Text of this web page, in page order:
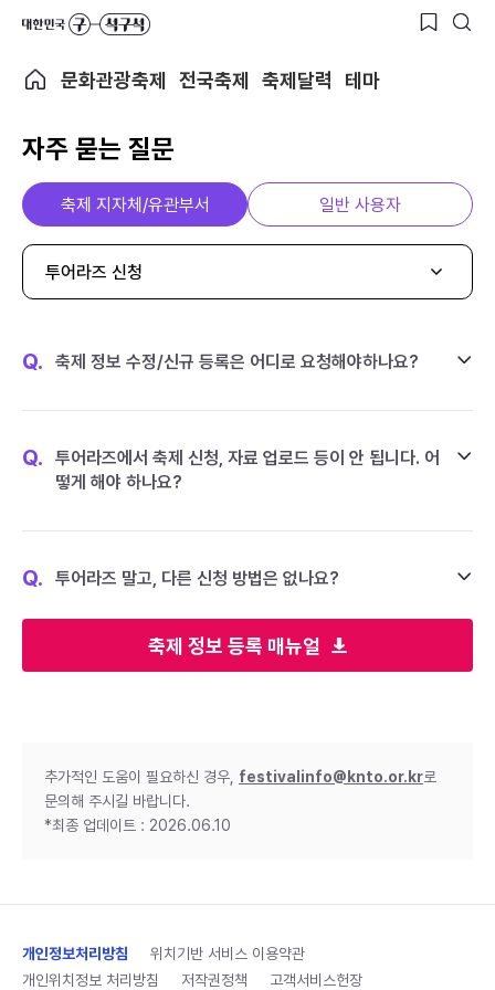
문화관광축제 전국축제 축제달력 테마
자주 묻는 질문
축제 정보 등록 매뉴얼
축제 지자체/유관부서 일반 사용자
투어라즈 신청
Q. 축제 정보 수정/신규 등록은 어디로 요청해야하나요?
Q.
투어라즈에서 축제 신청, 자료 업로드 등이 안 됩니다. 어
떻게 해야 하나요?
Q. 투어라즈 말고, 다른 신청 방법은 없나요?
추가적인 도움이 필요하신 경우, festivalinfo@knto.or.kr로
문의해 주시길 바랍니다.
*최종 업데이트 : 2026.06.10
개인정보처리방침
위치기반 서비스 이용약관
개인위치정보 처리방침
저작권정책 고객서비스헌장